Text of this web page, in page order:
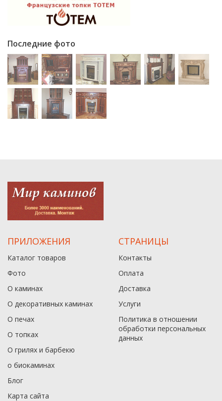
Последние фото
ПРИЛОЖЕНИЯ
Каталог товаров
Фото
О каминах
О декоративных каминах
О печах
О топках
О грилях и барбекю
о биокаминах
Блог
Карта сайта
СТРАНИЦЫ
Контакты
Оплата
Доставка
Услуги
Политика в отношении
обработки персональных
данныx